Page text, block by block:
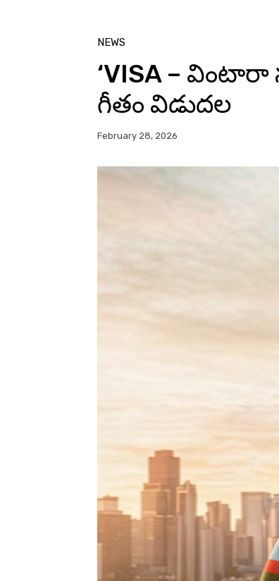
NEWS
‘VISA – వింటారా
గీతం విడుదల
February 28, 2026